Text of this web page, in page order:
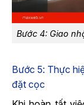
Bước 4: Giao
Bước 5: Thực
đặt cọc